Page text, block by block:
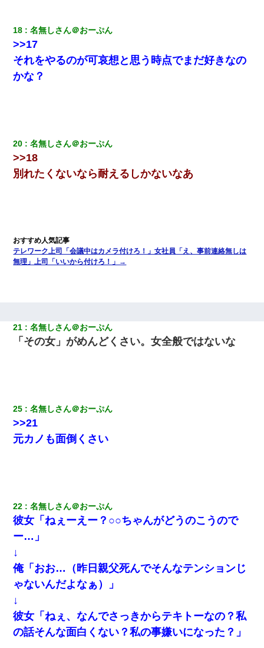
18 名無しさん＠おーぷん
>>17
それをやるのが可哀想と思う時点でまだ好きなの
かな？
20 名無しさん＠おーぷん
>>18
別れたくないなら耐えるしかないなあ
テレワーク上司「会議中はカメラ付けろ！」女社員「え、事前連絡無しは
無理」上司「いいから付けろ！」→
21 名無しさん＠おーぷん
「その女」がめんどくさい。女全般ではないな
25 名無しさん＠おーぷん
>>21
元カノも面倒くさい
22 名無しさん＠おーぷん
彼女「ねぇーえー？○○ちゃんがどうのこうので
ー…」
↓
俺「おお…（昨日親父死んでそんなテンションじ
ゃないんだよなぁ）」
↓
彼女「ねぇ、なんでさっきからテキトーなの？私
の話そんな面白くない？私の事嫌いになった？」